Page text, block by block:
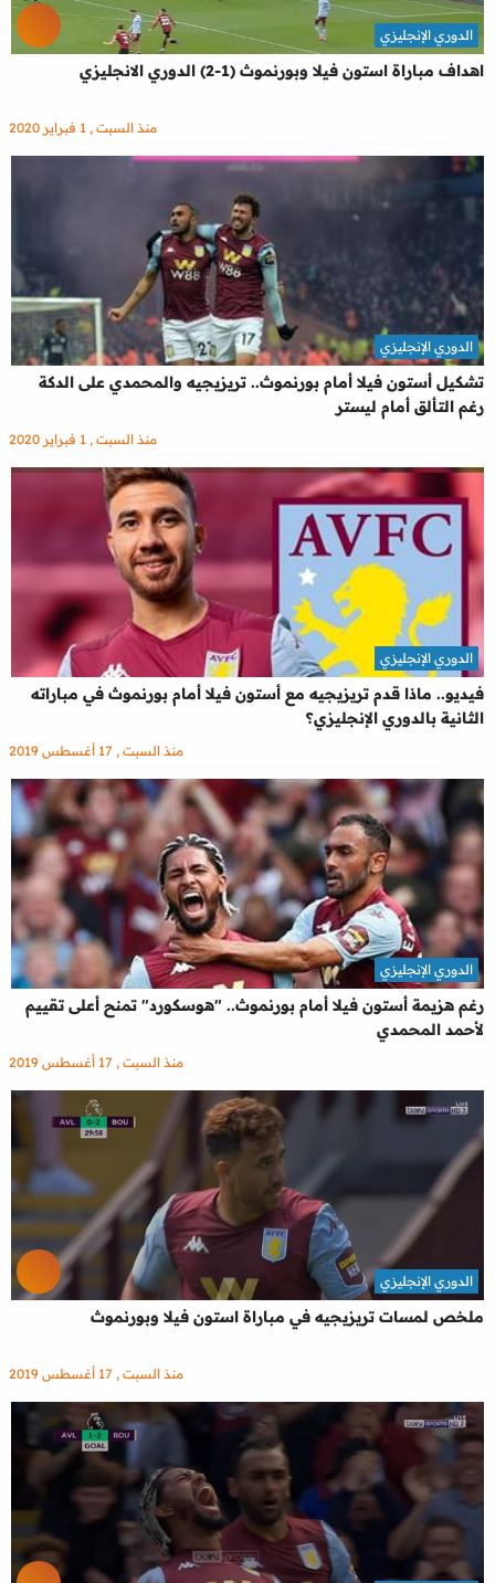
اهداف مباراة استون فيلا وبورنموث (1-2) الدوري الانجليزي
الدوري الإنجليزي
منذ السبت , 1 فبراير 2020
تشكيل أستون فيلا أمام بورنموث.. تريزيجيه والمحمدي على الدكة
رغم التألق أمام ليستر
الدوري الإنجليزي
منذ السبت , 1 فبراير 2020
فيديو.. ماذا قدم تريزيجيه مع أستون فيلا أمام بورنموث في مباراته
الثانية بالدوري الإنجليزي؟
الدوري الإنجليزي
منذ السبت , 17 أغسطس 2019
رغم هزيمة أستون فيلا أمام بورنموث.. "هوسكورد" تمنح أعلى تقييم
لأحمد المحمدي
الدوري الإنجليزي
منذ السبت , 17 أغسطس 2019
ملخص لمسات تريزيجيه في مباراة استون فيلا وبورنموث
الدوري الإنجليزي
منذ السبت , 17 أغسطس 2019